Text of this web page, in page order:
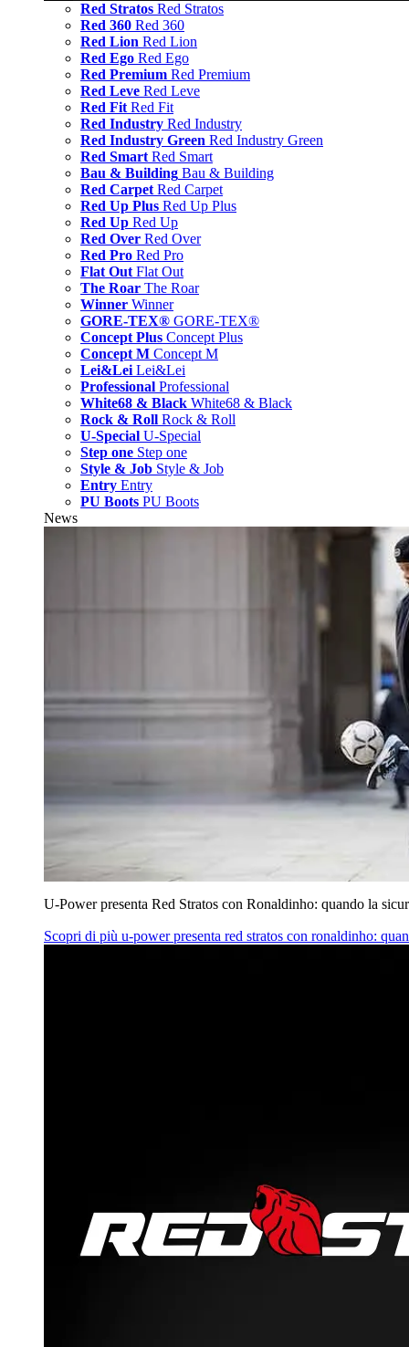
Red Stratos Red Stratos
Red 360 Red 360
Red Lion Red Lion
Red Ego Red Ego
Red Premium Red Premium
Red Leve Red Leve
Red Fit Red Fit
Red Industry Red Industry
Red Industry Green Red Industry Green
Red Smart Red Smart
Bau & Building Bau & Building
Red Carpet Red Carpet
Red Up Plus Red Up Plus
Red Up Red Up
Red Over Red Over
Red Pro Red Pro
Flat Out Flat Out
The Roar The Roar
Winner Winner
GORE-TEX® GORE-TEX®
Concept Plus Concept Plus
Concept M Concept M
Lei&Lei Lei&Lei
Professional Professional
White68 & Black White68 & Black
Rock & Roll Rock & Roll
U-Special U-Special
Step one Step one
Style & Job Style & Job
Entry Entry
PU Boots PU Boots
News
U‑Power presenta Red Stratos con Ronaldinho: quando la
Scopri di più u‑power presenta red stratos con ronaldinho: